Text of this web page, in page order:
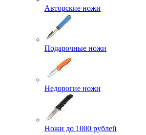
Авторские ножи
Подарочные ножи
Недорогие ножи
Ножи до 1000 рублей